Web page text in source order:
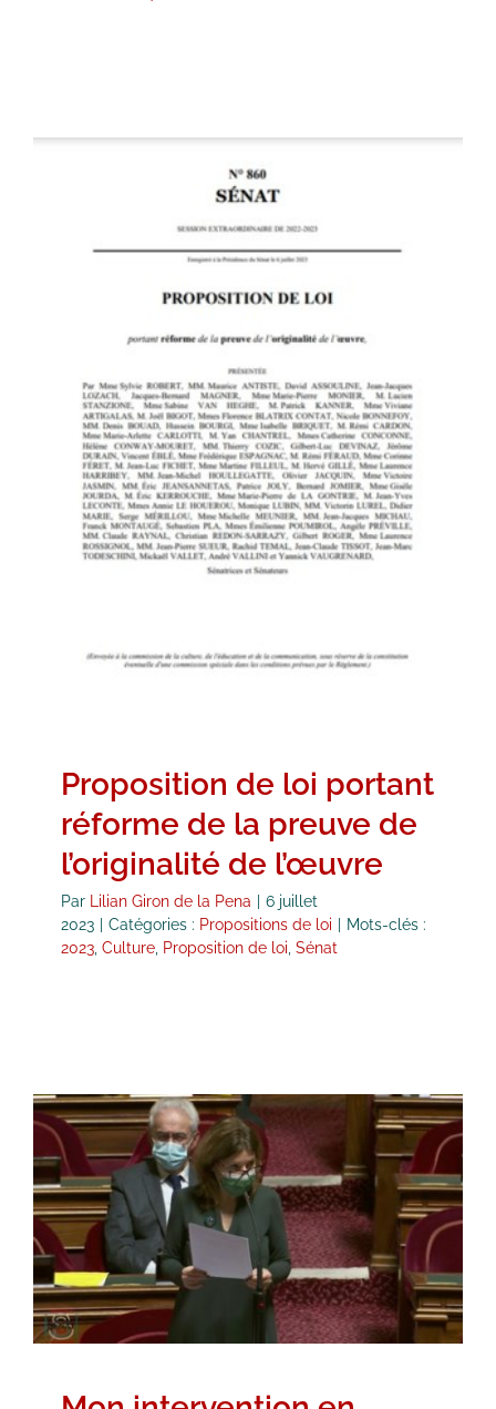
Proposition de loi portant réforme
de la preuve de l’originalité de
l’œuvre
Propositions de loi
Proposition de loi portant
réforme de la preuve de
l’originalité de l’œuvre
Par Lilian Giron de la Pena
6 juillet
2023
Catégories : Propositions de loi
Mots-clés :
2023, Culture, Proposition de loi, Sénat
Mon intervention en séance sur
l’article 5 de la Proposition de loi
Démocratiser le sport en France
Intervention dans l'Hémicycle Vidéos